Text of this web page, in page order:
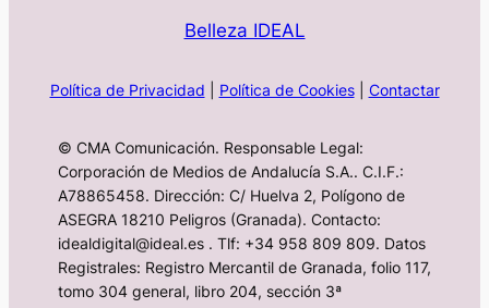
Belleza IDEAL
Política de Privacidad Política de Cookies| Contactar
© CMA Comunicación. Responsable Legal:
Corporación de Medios de Andalucía S.A.. C.I.F.:
A78865458. Dirección: C/ Huelva 2, Polígono de
ASEGRA 18210 Peligros (Granada). Contacto:
idealdigital@ideal.es . Tlf: +34 958 809 809. Datos
Registrales: Registro Mercantil de Granada, folio 117,
tomo 304 general, libro 204, sección 3ª